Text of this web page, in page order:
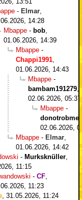
- Elmar
14:28
Mbappe - bob
01.06.2026, 14:39
Mbappe -
Chappi1991
01.06.2026, 14:43
Mbappe -
bambam191279
02.06.2026, 05:37
Mbappe -
donotrobme
02.06.2026,
Mbappe - Elmar
01.06.2026, 14:42
- Murksknüller
11:15
- CF
11:23
31.05.2026, 11:24